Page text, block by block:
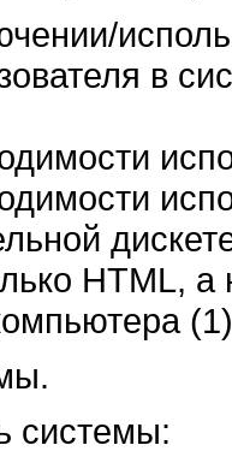
в
HTML,
системы: